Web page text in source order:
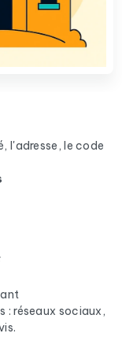
l'adresse, le code
: réseaux sociaux,